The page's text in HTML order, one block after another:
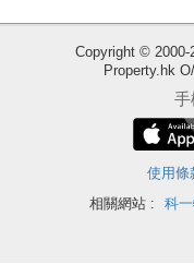
Copyright © 2000-
Property.hk
手
使用條
相關網站 :
科